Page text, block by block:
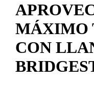
MÁXIMO
CON